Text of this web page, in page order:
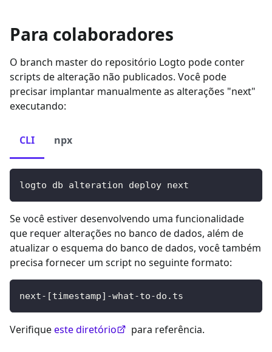
Para colaboradores
O branch master do repositório Logto pode conter
scripts de alteração não publicados. Você pode
precisar implantar manualmente as alterações "next"
executando:
CLI npx
logto db alteration deploy next
Se você estiver desenvolvendo uma funcionalidade
que requer alterações no banco de dados, além de
atualizar o esquema do banco de dados, você também
precisa fornecer um script no seguinte formato:
next- [timestamp] -what-to-do.ts
Verifiqueeste diretório para referência.